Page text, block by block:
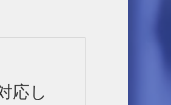
応し